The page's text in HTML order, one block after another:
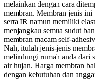
melainkan dengan cara
membran. Membran jenis
serta IR namun memiliki
menjangkau semua sudut
membran macam self-
Nah, itulah jenis-jenis
melindungi rumah anda dari
air hujan. Harga membran
dengan kebutuhan dan